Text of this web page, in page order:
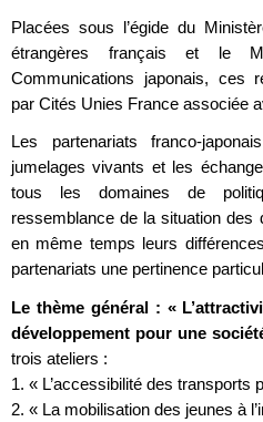
Placées sous l’égide du
étrangères français et le
Communications japonais, ces
par Cités Unies France associée
Les partenariats franco-
jumelages vivants et les
tous les domaines de
ressemblance de la situation
en même temps leurs
partenariats une pertinence
Le thème général : «
développement pour une
trois ateliers :
1. « L’accessibilité des transports
2. « La mobilisation des jeunes à